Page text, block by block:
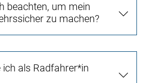
beachten, um mein
zu machen?
als Radfahrer*in